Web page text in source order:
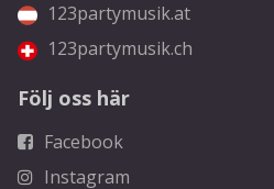
123partymusik.at
123partymusik.ch
Följ oss här
Facebook
Instagram